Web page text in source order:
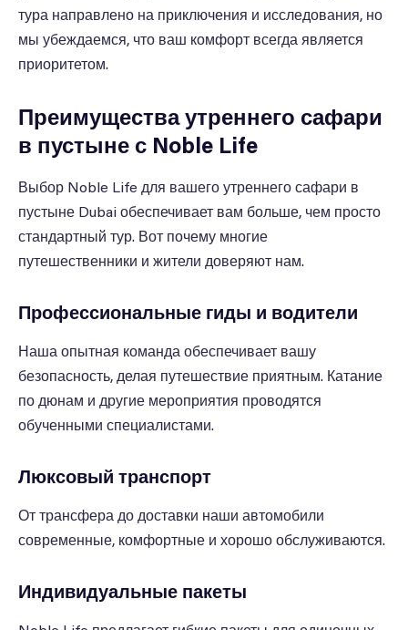
тура направлено на приключения и исследования, но
мы убеждаемся, что ваш комфорт всегда является
приоритетом.
Преимущества утреннего сафари
в пустыне с Noble Life
Выбор Noble Life для вашего утреннего сафари в
пустыне Dubai обеспечивает вам больше, чем просто
стандартный тур. Вот почему многие
путешественники и жители доверяют нам.
Профессиональные гиды и водители
Наша опытная команда обеспечивает вашу
безопасность, делая путешествие приятным. Катание
по дюнам и другие мероприятия проводятся
обученными специалистами.
Люксовый транспорт
От трансфера до доставки наши автомобили
современные, комфортные и хорошо обслуживаются.
Индивидуальные пакеты